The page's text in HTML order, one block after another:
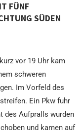
FÜNF
SÜDEN
vor 19 Uhr kam
schweren
Im Vorfeld des
Ein Pkw fuhr
des Aufpralls wurden
und kamen auf